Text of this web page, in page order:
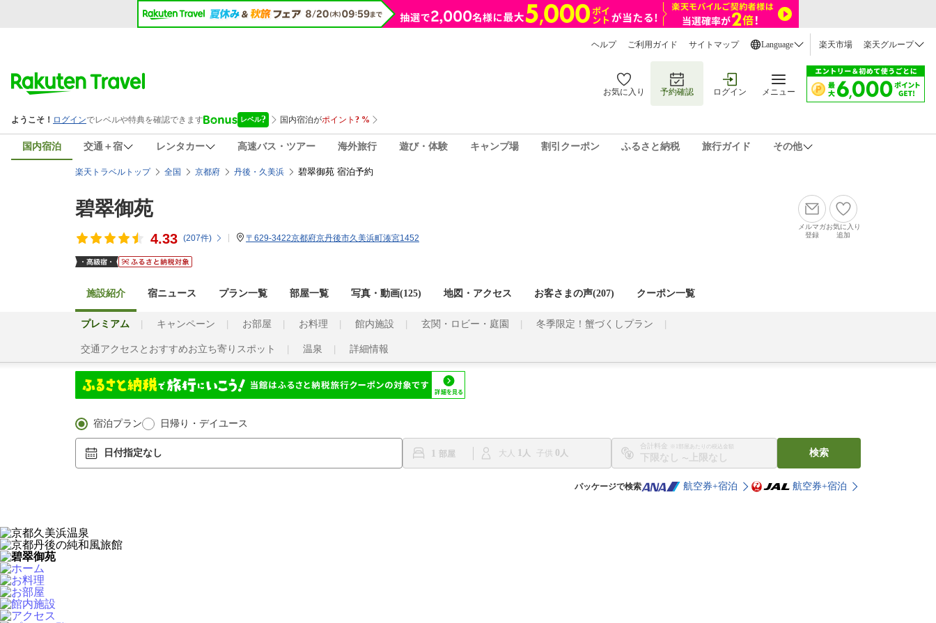
ヘルプ ご利用ガイド サイトマップ Language 楽天市場 楽天グループ
お気に入り 予約確認 ログイン メニュー
国内宿泊 交通＋宿 レンタカー 高速バス・ツアー 海外旅行 遊び・体験 キャンプ場 割引クーポン ふるさと納税 旅行ガイド その他
楽天トラベルトップ 全国 京都府 丹後・久美浜 碧翠御苑 宿泊予約
碧翠御苑
4.33 (207件) 〒629-3422京都府京丹後市久美浜町湊宮1452
メルマガ
登録
お気に入り
追加
施設紹介 宿ニュース プラン一覧 部屋一覧 写真・動画(125) 地図・アクセス お客さまの声(207) クーポン一覧
プレミアム キャンペーン お部屋 お料理 館内施設 玄関・ロビー・庭園 冬季限定！蟹づくしプラン
交通アクセスとおすすめお立ち寄りスポット 温泉 詳細情報
宿泊プラン 日帰り・デイユース
日付指定なし 1 大人 1 子供 0
合計料金 ※1部屋あたりの税込金額
〜
検索
パッケージで検索 航空券+宿泊 航空券+宿泊